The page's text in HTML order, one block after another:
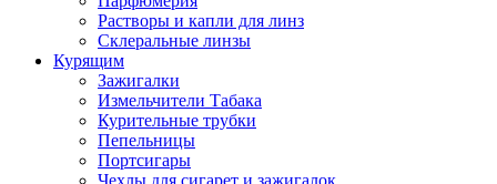
Растворы и капли для линз
Склеральные линзы
Курящим
Зажигалки
Измельчители Табака
Курительные трубки
Пепельницы
Портсигары
Чехлы для сигарет и зажигалок